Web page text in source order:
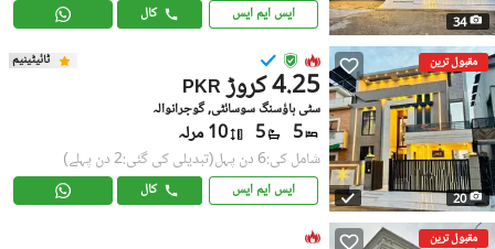
34 ایس ایم ایس کال
مقبول ترین
20
ٹائیٹینیم
PKR 4.25 کروڑ
سٹی ہاؤسنگ سوسائٹی, گوجرانوالہ
5
5 10 مرلہ
شامل کی:6 دن پہل (تبدیلی کی گئی:2 دن پہلے)
ایس ایم ایس کال
مقبول ترین